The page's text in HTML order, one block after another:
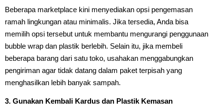
Beberapa marketplace kini menyediakan opsi pengemasan
ramah lingkungan atau minimalis. Jika tersedia, Anda bisa
memilih opsi tersebut untuk membantu mengurangi penggunaan
bubble wrap dan plastik berlebih. Selain itu, jika membeli
beberapa barang dari satu toko, usahakan menggabungkan
pengiriman agar tidak datang dalam paket terpisah yang
menghasilkan lebih banyak sampah.
3. Gunakan Kembali Kardus dan Plastik Kemasan